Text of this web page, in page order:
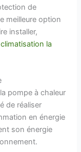
de
meilleure option
installer,
climatisation la
pompe à chaleur
de réaliser
en énergie
son énergie